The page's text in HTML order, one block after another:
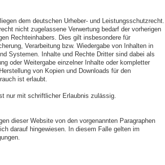
dem deutschen Urheber- und Leistungsschutzrecht.
nicht zugelassene Verwertung bedarf der vorherigen
Rechteinhabers. Dies gilt insbesondere für
Verarbeitung bzw. Wiedergabe von Inhalten in
Systemen. Inhalte und Rechte Dritter sind dabei als
oder Weitergabe einzelner Inhalte oder kompletter
von Kopien und Downloads für den
ist erlaubt.
nur mit schriftlicher Erlaubnis zulässig.
dieser Website von den vorgenannten Paragraphen
darauf hingewiesen. In diesem Falle gelten im